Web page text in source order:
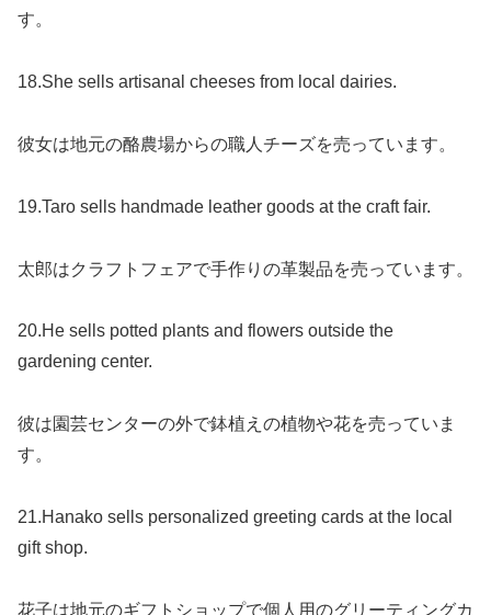
す。
18.She sells artisanal cheeses from local dairies.
彼女は地元の酪農場からの職人チーズを売っています。
19.Taro sells handmade leather goods at the craft fair.
太郎はクラフトフェアで手作りの革製品を売っています。
20.He sells potted plants and flowers outside the
gardening center.
彼は園芸センターの外で鉢植えの植物や花を売っていま
す。
21.Hanako sells personalized greeting cards at the local
gift shop.
花子は地元のギフトショップで個人用のグリーティングカ